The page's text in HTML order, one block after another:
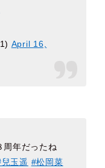
April 16,
周年だったね
玉遥 #松岡菜